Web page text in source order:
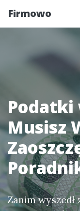
Firmowo
Podatki
Musisz
Zanim wyszedł